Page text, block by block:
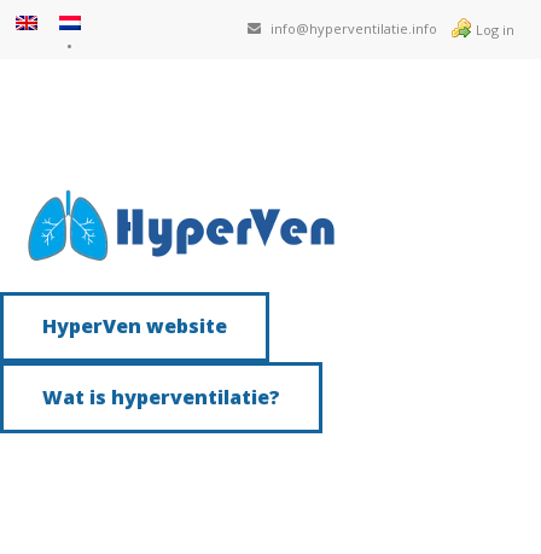
info@hyperventilatie.info Log in
HyperVen website
Wat is hyperventilatie?